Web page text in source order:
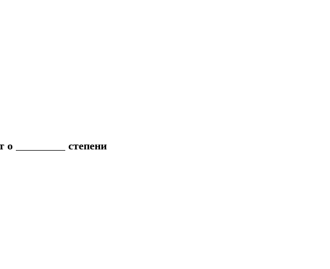
_________ степени